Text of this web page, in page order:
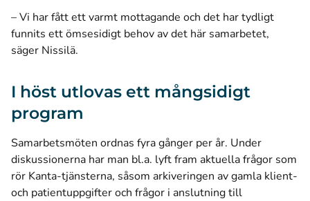
– Vi har fått ett varmt mottagande och det har tydligt
funnits ett ömsesidigt behov av det här samarbetet,
säger Nissilä.
I höst utlovas ett mångsidigt
program
Samarbetsmöten ordnas fyra gånger per år. Under
diskussionerna har man bl.a. lyft fram aktuella frågor som
rör Kanta-tjänsterna, såsom arkiveringen av gamla klient-
och patientuppgifter och frågor i anslutning till